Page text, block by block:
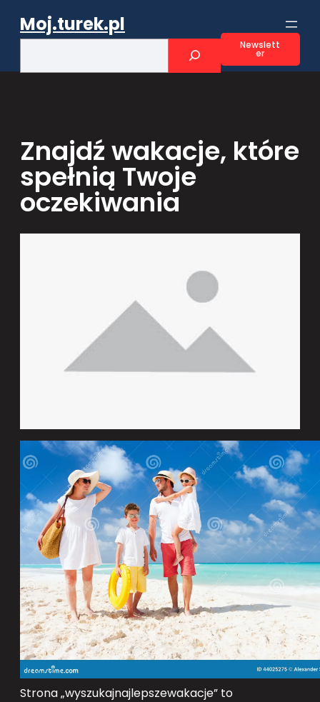
Moj.turek.pl
h
Newslett
er
Znajdź wakacje, które
spełnią Twoje
oczekiwania
Strona „wyszukajnajlepszewakacje” to